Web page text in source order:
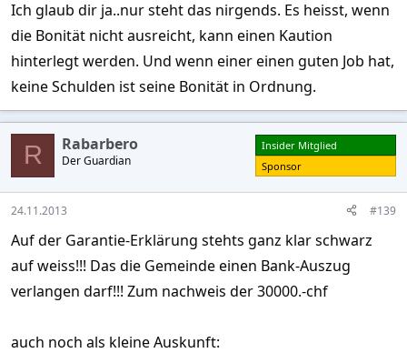
Ich glaub dir ja..nur steht das nirgends. Es heisst, wenn
die Bonität nicht ausreicht, kann einen Kaution
hinterlegt werden. Und wenn einer einen guten Job hat,
keine Schulden ist seine Bonität in Ordnung.
R Rabarbero
Der Guardian
Insider Mitglied
Sponsor
24.11.2013 #139
Auf der Garantie-Erklärung stehts ganz klar schwarz
auf weiss!!! Das die Gemeinde einen Bank-Auszug
verlangen darf!!! Zum nachweis der 30000.-chf
auch noch als kleine Auskunft: